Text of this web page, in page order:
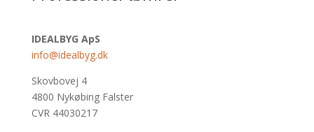
IDEALBYG ApS
info@idealbyg.dk
Skovbovej 4
4800 Nykøbing Falster
CVR 44030217